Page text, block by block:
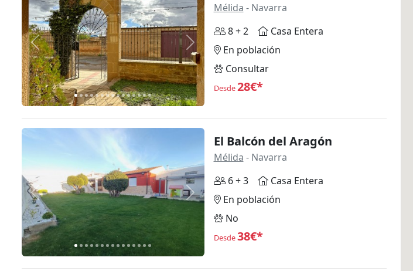
Anterior Siguiente
Mélida - Navarra
8 + 2
Casa Entera
En población
Consultar
Desde28€*
Anterior Siguiente
El Balcón del Aragón
Mélida - Navarra
6 + 3
Casa Entera
En población
No
Desde38€*